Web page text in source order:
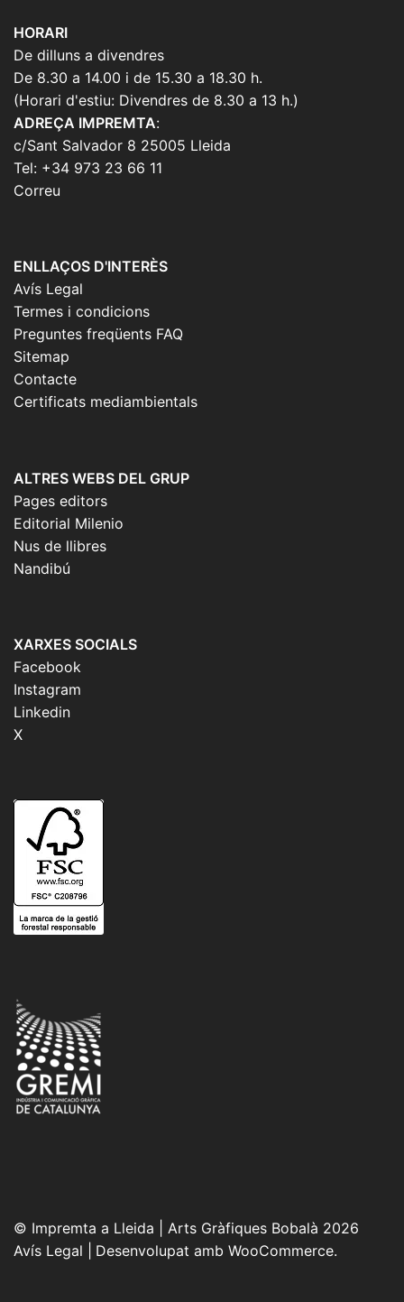
HORARI
De dilluns a divendres
De 8.30 a 14.00 i de 15.30 a 18.30 h.
(Horari d'estiu: Divendres de 8.30 a 13 h.)
ADREÇA IMPREMTA:
c/Sant Salvador 8 25005 Lleida
Tel: +34 973 23 66 11
Correu
ENLLAÇOS D'INTERÈS
Avís Legal
Termes i condicions
Preguntes freqüents FAQ
Sitemap
Contacte
Certificats mediambientals
ALTRES WEBS DEL GRUP
Pages editors
Editorial Milenio
Nus de llibres
Nandibú
XARXES SOCIALS
Facebook
Instagram
Linkedin
X
© Impremta a Lleida | Arts Gràfiques Bobalà 2026
Avís Legal
Desenvolupat amb WooCommerce.